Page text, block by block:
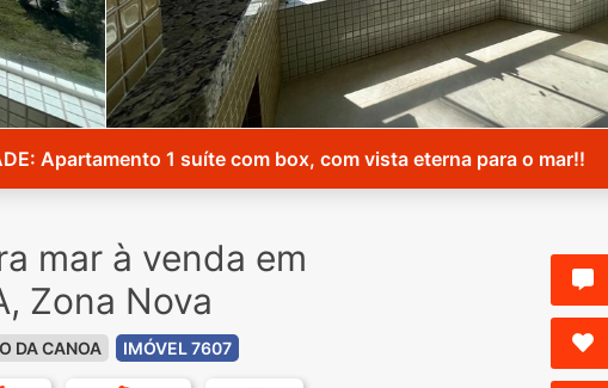
Apartamento 1 suíte com box, com vista eterna para o mar!!
mar à venda em
Zona Nova
DA CANOA IMÓVEL 7607